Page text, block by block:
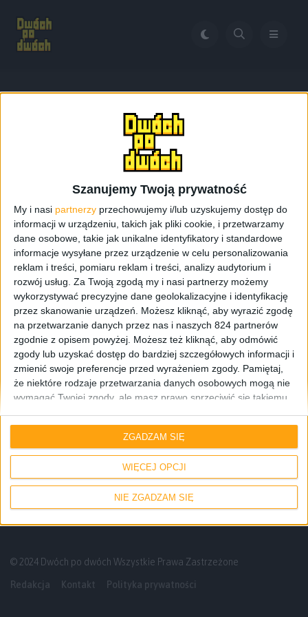
Szanujemy Twoją prywatność
My i nasi partnerzy przechowujemy i/lub uzyskujemy dostęp do
informacji w urządzeniu, takich jak pliki cookie, i przetwarzamy
dane osobowe, takie jak unikalne identyfikatory i standardowe
informacje wysyłane przez urządzenie w celu personalizowania
reklam i treści, pomiaru reklam i treści, analizy audytorium i
rozwój usług. Za Twoją zgodą my i nasi partnerzy możemy
wykorzystywać precyzyjne dane geolokalizacyjne i identyfikację
przez skanowanie urządzeń. Możesz kliknąć, aby wyrazić zgodę
na przetwarzanie danych przez nas i naszych 824 partnerów
zgodnie z opisem powyżej. Możesz też kliknąć, aby odmówić
zgody lub uzyskać dostęp do bardziej szczegółowych informacji i
zmienić swoje preferencje przed wyrażeniem zgody. Pamiętaj,
że niektóre rodzaje przetwarzania danych osobowych mogą nie
wymagać Twojej zgody, ale masz prawo sprzeciwić się takiemu
do tej witryny. Możesz w dowolnym momencie zmienić swoje
preferencje lub wycofać zgodę, wracając na tę stronę i klikając
przycisk "Prywatność" na dole strony.
WIĘCEJ OPCJI
NIE ZGADZAM SIĘ
ZGADZAM SIĘ
Smartfon Iron Man
Smartfon Iron Man
Samsung Galaxy Note 4 Iron Man Edition.
Wszystko co musisz wiedzieć o naszej
limitowanej wersji Note’a
© 2024 Dwóch po dwóch Wszystkie Prawa Zastrzeżone
Redakcja Kontakt Polityka prywatności